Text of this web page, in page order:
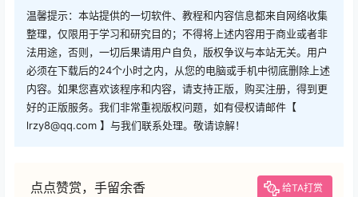
温馨提示：本站提供的一切软件、教程和内容信息都来自网络收集
整理，仅限用于学习和研究目的；不得将上述内容用于商业或者非
法用途，否则，一切后果请用户自负，版权争议与本站无关。用户
必须在下载后的24个小时之内，从您的电脑或手机中彻底删除上述
内容。如果您喜欢该程序和内容，请支持正版，购买注册，得到更
好的正版服务。我们非常重视版权问题，如有侵权请邮件【
lrzy8@qq.com 】与我们联系处理。敬请谅解！
点点赞赏，手留余香 给TA打赏